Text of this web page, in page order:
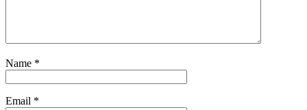
Name *
Email *